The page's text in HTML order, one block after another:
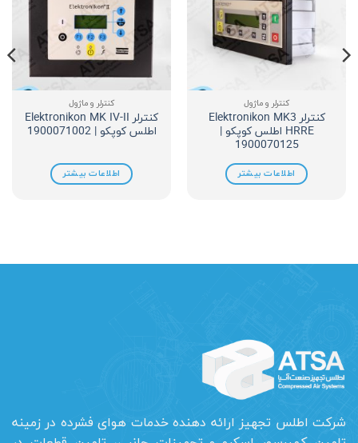
کنترلر و ماژول
کنترلر Elektronikon MK3
HRRE اطلس کوپکو |
1900070125
اطلاعات بیشتر
کنترلر و ماژول
کنترلر Elektronikon MK IV-II
اطلس کوپکو | 1900071002
اطلاعات بیشتر
شرکت اطلس تجهیز ارائه دهنده خدمات هوای فشرده در زمینه